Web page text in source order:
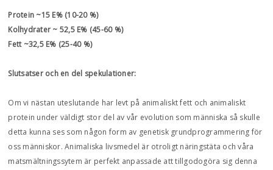
Protein ~15 E% (10-20 %)
Kolhydrater ~ 52,5 E% (45-60 %)
Fett ~32,5 E% (25-40 %)
Slutsatser och en del spekulationer:
Om vi nästan uteslutande har levt på animaliskt fett och animaliskt
protein under väldigt stor del av vår evolution som människa så skulle
detta kunna ses som någon form av genetisk grundprogrammering för
oss människor. Animaliska livsmedel är otroligt näringstäta och våra
matsmältningssytem är perfekt anpassade att tillgodogöra sig denna